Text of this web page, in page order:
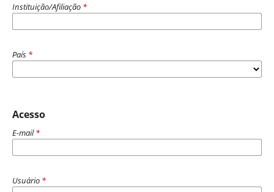
Instituição/Afiliação *
País *
Acesso
E-mail*
Usuário *